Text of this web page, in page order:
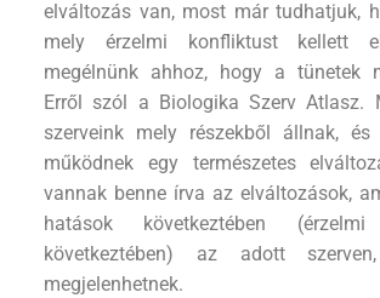
elváltozás van, most már tudhatjuk,
mely érzelmi konfliktust kellett
megélnünk ahhoz, hogy a tünetek
Erről szól a Biologika Szerv Atlasz.
szerveink mely részekből állnak,
működnek egy természetes
vannak benne írva az elváltozások,
hatások következtében (érzelmi
következtében) az adott szerven,
megjelenhetnek.